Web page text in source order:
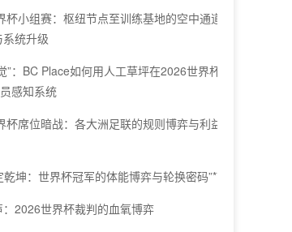
杯小组赛：枢纽节点至训练基地的空中通道效
统升级
”：BC Place如何用人工草坪在2026世界杯
感知系统
杯席位暗战：各大洲足联的规则博弈与利益角
乾坤：世界杯冠军的体能博弈与轮换密码”**
2026世界杯裁判的血氧博弈